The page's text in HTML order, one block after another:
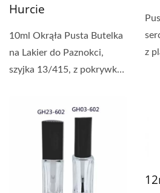
Hurcie
10ml Okrąła Pusta Butelka
na Lakier do Paznokci,
szyjka 13/415, z pokrywką i
z